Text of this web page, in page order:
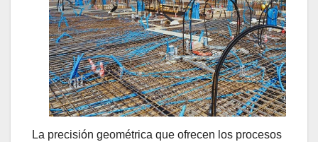
La precisión geométrica que ofrecen los procesos